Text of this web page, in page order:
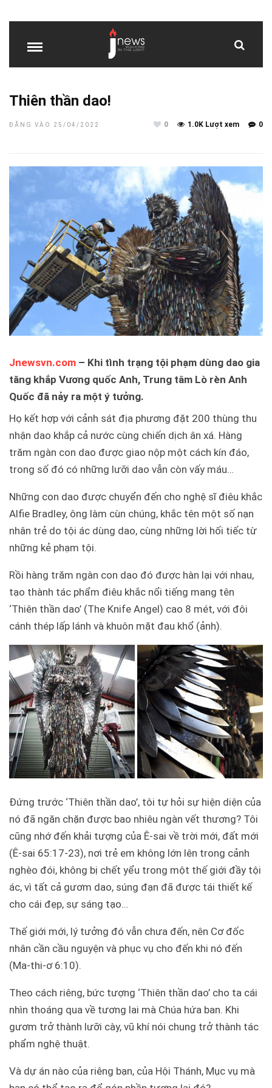
Thiên thần dao!
ĐĂNG VÀO 25/04/2022 0
1.0K Lượt xem
0
Jnewsvn.com – Khi tình trạng tội phạm dùng dao gia
tăng khắp Vương quốc Anh, Trung tâm Lò rèn Anh
Quốc đã nảy ra một ý tưởng.
Họ kết hợp với cảnh sát địa phương đặt 200 thùng thu
nhận dao khắp cả nước cùng chiến dịch ân xá. Hàng
trăm ngàn con dao được giao nộp một cách kín đáo,
trong số đó có những lưỡi dao vẫn còn vấy máu…
Những con dao được chuyển đến cho nghệ sĩ điêu khắc
Alfie Bradley, ông làm cùn chúng, khắc tên một số nạn
nhân trẻ do tội ác dùng dao, cùng những lời hối tiếc từ
những kẻ phạm tội.
Rồi hàng trăm ngàn con dao đó được hàn lại với nhau,
tạo thành tác phẩm điêu khắc nổi tiếng mang tên
‘Thiên thần dao’ (The Knife Angel) cao 8 mét, với đôi
cánh thép lấp lánh và khuôn mặt đau khổ (ảnh).
Đứng trước ‘Thiên thần dao’, tôi tự hỏi sự hiện diện của
nó đã ngăn chặn được bao nhiêu ngàn vết thương? Tôi
cũng nhớ đến khải tượng của Ê-sai về trời mới, đất mới
(Ê-sai 65:17-23), nơi trẻ em không lớn lên trong cảnh
nghèo đói, không bị chết yểu trong một thế giới đầy tội
ác, vì tất cả gươm dao, súng đạn đã được tái thiết kế
cho cái đẹp, sự sáng tạo…
Thế giới mới, lý tưởng đó vẫn chưa đến, nên Cơ đốc
nhân cần cầu nguyện và phục vụ cho đến khi nó đến
(Ma-thi-ơ 6:10).
Theo cách riêng, bức tượng ‘Thiên thần dao’ cho ta cái
nhìn thoáng qua về tương lai mà Chúa hứa ban. Khi
gươm trở thành lưỡi cày, vũ khí nói chung trở thành tác
phẩm nghệ thuật.
Và dự án nào của riêng bạn, của Hội Thánh, Mục vụ mà